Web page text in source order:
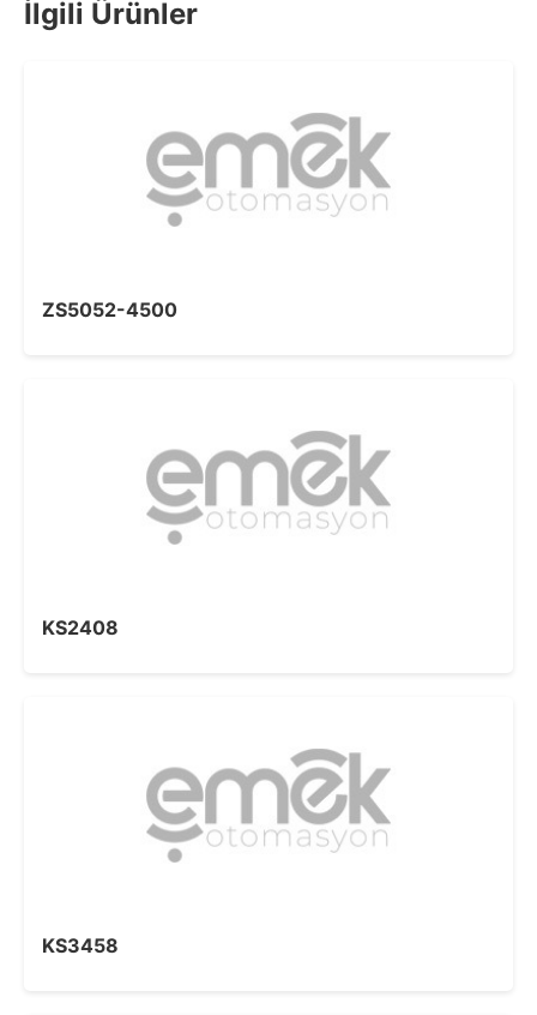
İlgili Ürünler
ZS5052-4500
KS2408
KS3458